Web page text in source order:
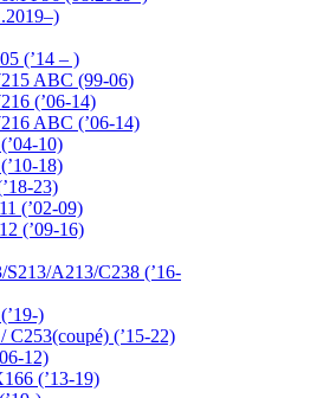
(’14 – )
ABC (99-06)
(’06-14)
ABC (’06-14)
10)
18)
23)
(’02-09)
(’09-16)
S213/A213/C238 (’16-
)
(’15-22)
12)
(’13-19)